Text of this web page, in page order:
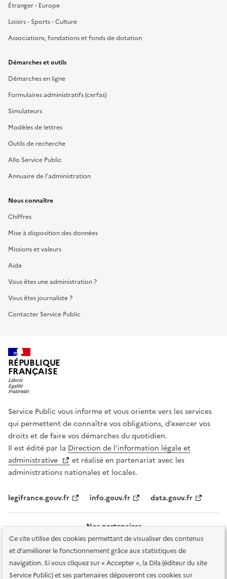
Ce site utilise des cookies permettant de visualiser des contenus
et d'améliorer le fonctionnement grâce aux statistiques de
navigation. Si vous cliquez sur « Accepter », la Dila (éditeur du site
Service Public) et ses partenaires déposeront ces cookies sur
Étranger - Europe
Loisirs - Sports - Culture
Associations, fondations et fonds de dotation
Démarches et outils
Démarches en ligne
Formulaires administratifs (cerfas)
Simulateurs
Modèles de lettres
Outils de recherche
Allo Service Public
Annuaire de l'administration
Nous connaître
Chiffres
Mise à disposition des données
Missions et valeurs
Aide
Vous êtes une administration ?
Vous êtes journaliste ?
Contacter Service Public
RÉPUBLIQUE
FRANÇAISE
Service Public vous informe et vous oriente vers les services
qui permettent de connaître vos obligations, d’exercer vos
droits et de faire vos démarches du quotidien.
Il est édité par la Direction de l’information légale et
administrative
et réalisé en partenariat avec les
administrations nationales et locales.
legifrance.gouv.fr info.gouv.fr data.gouv.fr
Nos partenaires